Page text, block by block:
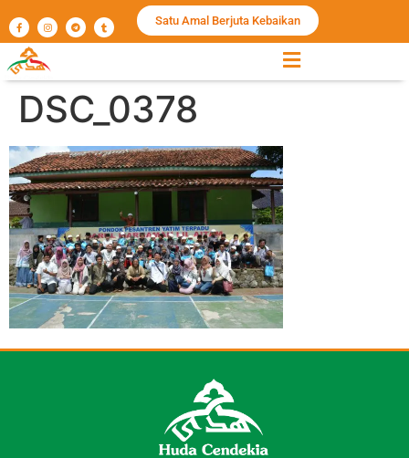
Satu Amal Berjuta Kebaikan
DSC_0378